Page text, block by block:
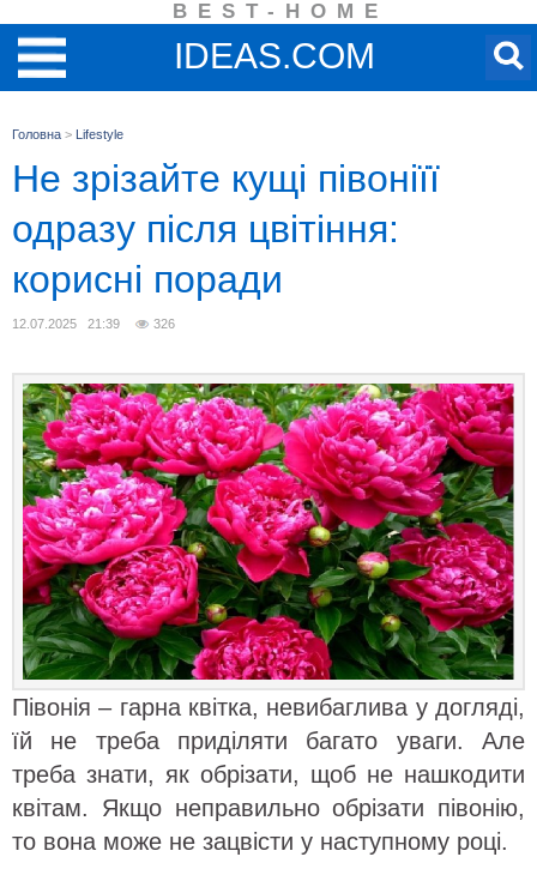
BEST-HOME
IDEAS.COM
Головна > Lifestyle
Не зрізайте кущі півоніїї
одразу після цвітіння:
корисні поради
12.07.2025 21:39 326
Півонія – гарна квітка, невибаглива у догляді,
їй не треба приділяти багато уваги. Але
треба знати, як обрізати, щоб не нашкодити
квітам. Якщо неправильно обрізати півонію,
то вона може не зацвісти у наступному році.